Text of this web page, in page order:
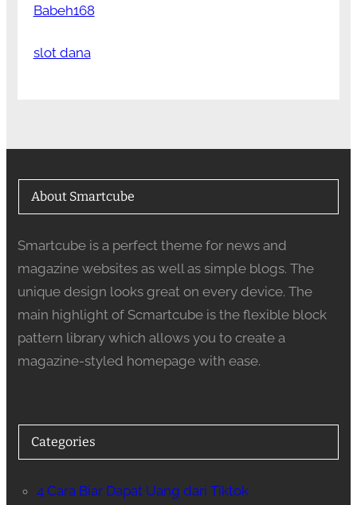
Babeh168
slot dana
About Smartcube
Smartcube is a perfect theme for news and
magazine websites as well as simple blogs. The
unique design looks great on every device. The
main highlight of Scmartcube is the flexible block
pattern library which allows you to create a
magazine-styled homepage with ease.
Categories
4 Cara Biar Dapat Uang dari Tiktok